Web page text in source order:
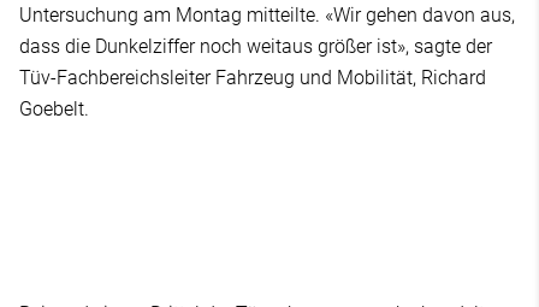
Untersuchung am Montag mitteilte. «Wir gehen davon aus,
dass die Dunkelziffer noch weitaus größer ist», sagte der
Tüv-Fachbereichsleiter Fahrzeug und Mobilität, Richard
Goebelt.